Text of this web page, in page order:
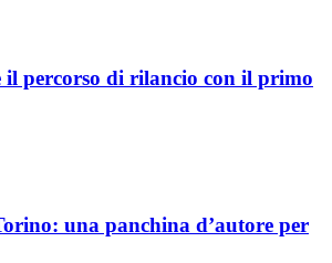
il percorso di rilancio con il primo
una panchina d’autore per